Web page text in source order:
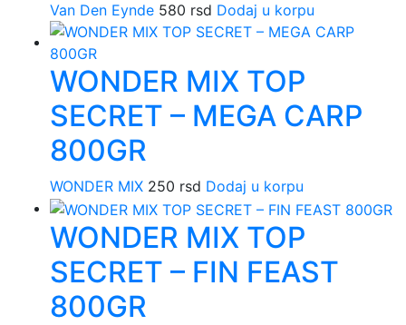
Van Den Eynde 580 rsd Dodaj u korpu
WONDER MIX TOP
SECRET – MEGA CARP
800GR
WONDER MIX 250 rsd Dodaj u korpu
WONDER MIX TOP
SECRET – FIN FEAST
800GR